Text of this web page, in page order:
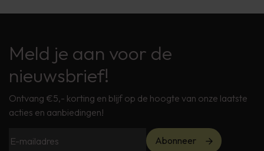
Meld je aan voor de
nieuwsbrief!
Ontvang €5,- korting en blijf op de hoogte van onze laatste
acties en aanbiedingen!
Abonneer